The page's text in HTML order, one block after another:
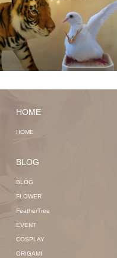
HOME
HOME
BLOG
BLOG
FLOWER
FeatherTree
EVENT
COSPLAY
ORIGAMI